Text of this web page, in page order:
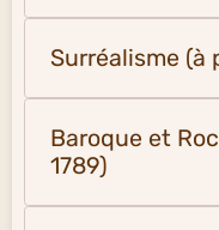
Surréalisme (à
Baroque et
1789)